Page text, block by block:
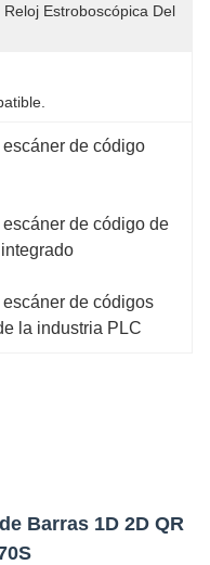
Estroboscópica Del
escáner de código
escáner de código de
escáner de códigos
la industria PLC
Barras 1D 2D QR